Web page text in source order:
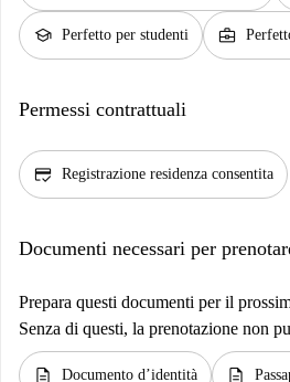
school Perfetto per studenti business_center
Permessi contrattuali
credit_score Registrazione residenza consentita
Documenti necessari per
Prepara questi documenti per il
Senza di questi, la prenotazione non
description Documento d’identità description